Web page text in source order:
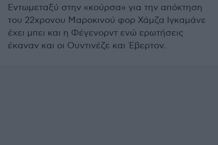
Εντωμεταξύ στην «κούρσα» για την απόκτηση
του 22χρονου Μαροκινού φορ Χάμζα Ιγκαμάνε
έχει μπει και η Φέγενορντ ενώ ερωτήσεις
έκαναν και οι Ουντινέζε και Έβερτον.